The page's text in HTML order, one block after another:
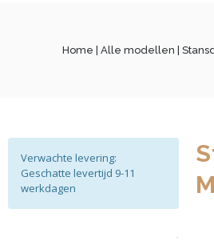
Home Alle modellen |
Verwachte levering:
Geschatte levertijd 9-11
werkdagen